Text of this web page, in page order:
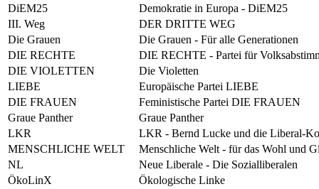
DiEM25
Demokratie in Europa - DiEM25
III. Weg
DER DRITTE WEG
Die Grauen
Die Grauen - Für alle Generationen
DIE RECHTE
DIE RECHTE - Partei für
DIE VIOLETTEN
Die Violetten
LIEBE
Europäische Partei LIEBE
DIE FRAUEN
Feministische Partei DIE FRAUEN
Graue Panther
Graue Panther
LKR
LKR - Bernd Lucke und die Liberal-
MENSCHLICHE WELT
Menschliche Welt - für das Wohl und
NL
Neue Liberale - Die Sozialliberalen
ÖkoLinX
Ökologische Linke